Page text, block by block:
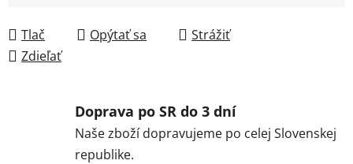
Tlač
Opýtať sa
Strážiť
Zdieľať
Doprava po SR do 3 dní
Naše zboží dopravujeme po celej Slovenskej
republike.